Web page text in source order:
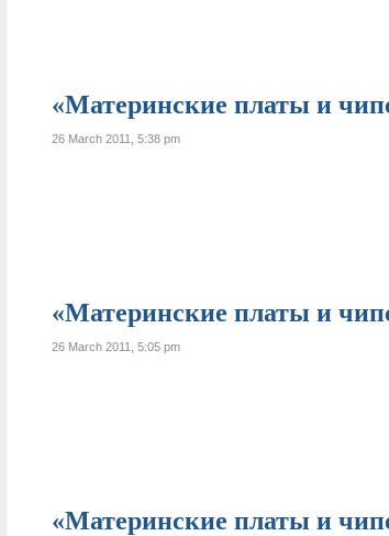
«Материнские платы и
26 March 2011, 5:38 pm
«Материнские платы и
26 March 2011, 5:05 pm
«Материнские платы и